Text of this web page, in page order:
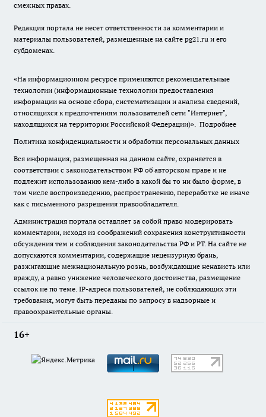
смежных правах.
Редакция портала не несет ответственности за комментарии и
материалы пользователей, размещенные на сайте pg21.ru и его
субдоменах.
«На информационном ресурсе применяются рекомендательные
технологии (информационные технологии предоставления
информации на основе сбора, систематизации и анализа сведений,
относящихся к предпочтениям пользователей сети "Интернет",
находящихся на территории Российской Федерации)». Подробнее
Политика конфиденциальности и обработки персональных данных
Вся информация, размещенная на данном сайте, охраняется в
соответствии с законодательством РФ об авторском праве и не
подлежит использованию кем-либо в какой бы то ни было форме, в
том числе воспроизведению, распространению, переработке не иначе
как с письменного разрешения правообладателя.
Администрация портала оставляет за собой право модерировать
комментарии, исходя из соображений сохранения конструктивности
обсуждения тем и соблюдения законодательства РФ и РТ. На сайте не
допускаются комментарии, содержащие нецензурную брань,
разжигающие межнациональную рознь, возбуждающие ненависть или
вражду, а равно унижение человеческого достоинства, размещение
ссылок не по теме. IP-адреса пользователей, не соблюдающих эти
требования, могут быть переданы по запросу в надзорные и
правоохранительные органы.
16+